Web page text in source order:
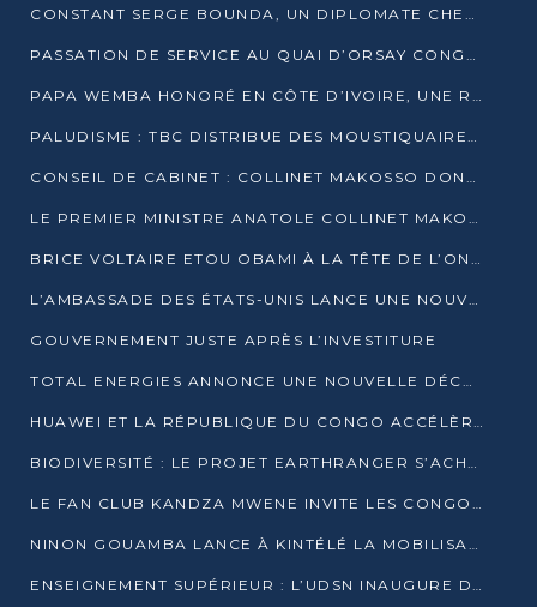
CONSTANT SERGE BOUNDA, UN DIPLOMATE CHEVRONNÉ AUX COMMANDES DES AFFAIRES ÉTRANGÈRES
PASSATION DE SERVICE AU QUAI D’ORSAY CONGOLAIS : GAKOSSO PASSE LE FLAMBEAU À BOUNDA
PAPA WEMBA HONORÉ EN CÔTE D’IVOIRE, UNE RUE PORTE DÉSORMAIS SON NOM
PALUDISME : TBC DISTRIBUE DES MOUSTIQUAIRES DANS DEUX CSI DE BRAZZAVILLE
CONSEIL DE CABINET : COLLINET MAKOSSO DONNE SES DERNIÈRES ORIENTATIONS
LE PREMIER MINISTRE ANATOLE COLLINET MAKOSSO DÉMISSIONNE AVEC SON GOUVERNEMENT
BRICE VOLTAIRE ETOU OBAMI À LA TÊTE DE L’ONEC-C POUR TROIS ANS
L’AMBASSADE DES ÉTATS-UNIS LANCE UNE NOUVELLE COHORTE DU PROGRAMME ACCESS MICRO-SCHOLARSHIP
GOUVERNEMENT JUSTE APRÈS L’INVESTITURE
TOTAL ENERGIES ANNONCE UNE NOUVELLE DÉCOUVERTE D’HYDROCARBURES SUR LE PERMIS MOHO AU LARGE DU CONGO
HUAWEI ET LA RÉPUBLIQUE DU CONGO ACCÉLÈRENT LEUR PARTENARIAT
BIODIVERSITÉ : LE PROJET EARTHRANGER S’ACHÈVE, MAIS LES DÉFIS DEMEURENT
LE FAN CLUB KANDZA MWENE INVITE LES CONGOLAIS À UNE FORTE AFFLUENCE AU STADE DE KINTÉLÉ
NINON GOUAMBA LANCE À KINTÉLÉ LA MOBILISATION POUR L’INVESTITURE DR DSN
ENSEIGNEMENT SUPÉRIEUR : L’UDSN INAUGURE DES LABORATOIRES POUR BOOSTER LA FORMATION PRATIQUE